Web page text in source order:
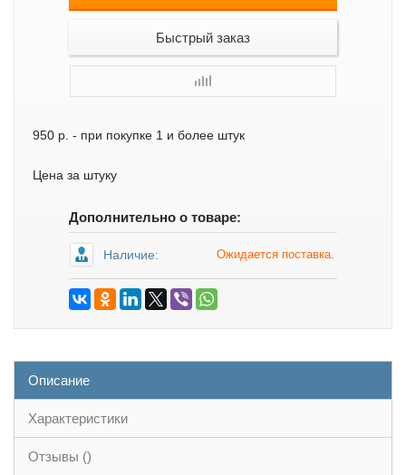
Быстрый заказ
950 р. - при покупке 1 и более штук
Цена за штуку
Дополнительно о товаре:
Наличие: Ожидается поставка.
Описание
Характеристики
Отзывы ()